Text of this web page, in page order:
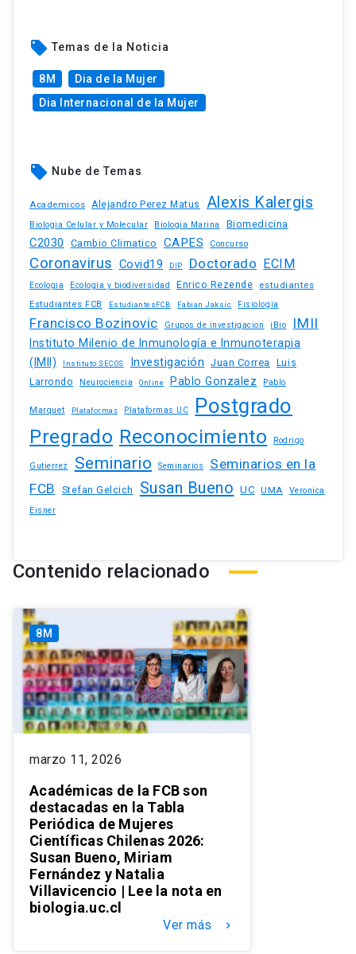
local_offer Temas de la Noticia
8M
Dia de la Mujer
Dia Internacional de la Mujer
local_offer Nube de Temas
Academicos Alejandro Perez Matus Alexis Kalergis
Biologia Celular y Molecular Biologia Marina Biomedicina
C2030 Cambio Climatico CAPES Concurso
Coronavirus Covid19 DIP Doctorado ECIM
Ecologia Ecologia y biodiversidad Enrico Rezende estudiantes
Estudiantes FCB EstudiantesFCB Fabian Jaksic Fisiologia
Francisco Bozinovic Grupos de investigacion iBio IMII
Instituto Milenio de Inmunología e Inmunoterapia
(IMII)
Instituto SECOS Investigación Juan Correa Luis
Larrondo
Neurociencia Online Pablo Gonzalez Pablo
Marquet Plataformas Plataformas UC Postgrado
Pregrado Reconocimiento Rodrigo
Gutierrez Seminario Seminarios
Seminarios en la
FCB
Stefan Gelcich Susan Bueno UC UMA
Veronica
Eisner
Contenido relacionado
8M
marzo 11, 2026
Académicas de la FCB son
destacadas en la Tabla
Periódica de Mujeres
Científicas Chilenas 2026:
Susan Bueno, Miriam
Fernández y Natalia
Villavicencio | Lee la nota en
biologia.uc.cl
Ver más keyboard_arrow_right